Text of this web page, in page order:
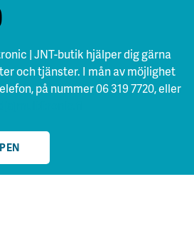
| JNT-butik hjälper dig gärna
och tjänster. I mån av möjlighet
på nummer 06 319 7720, eller